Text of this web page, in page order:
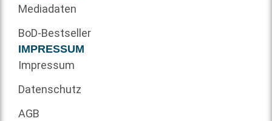
Mediadaten
BoD-Bestseller
IMPRESSUM
Impressum
Datenschutz
AGB